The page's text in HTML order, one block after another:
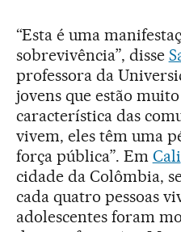
“Esta é uma
sobrevivência”, disse
professora da
jovens que estão
característica das
vivem, eles têm uma
força pública”. Em Cali
cidade da Colômbia,
cada quatro pessoas
adolescentes foram